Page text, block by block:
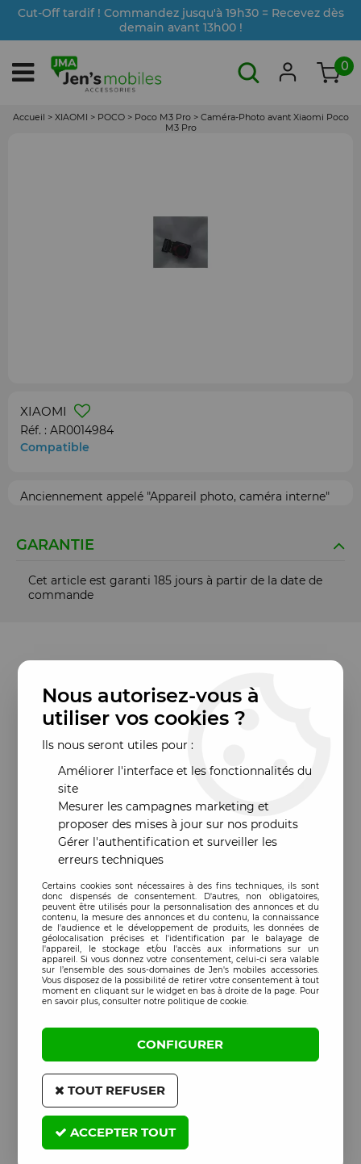
Cut-Off tardif ! Commandez jusqu'à 19h30 = Recevez dès
demain avant 13h00 !
0
Accueil > XIAOMI > POCO > Poco M3 Pro > Caméra-Photo avant Xiaomi Poco
M3 Pro
XIAOMI
Réf. : AR0014984
Compatible
Anciennement appelé "Appareil photo, caméra interne"
GARANTIE
Cet article est garanti 185 jours à partir de la date de
commande
Nous autorisez-vous à
utiliser vos cookies ?
Ils nous seront utiles pour :
Améliorer l'interface et les fonctionnalités du
site
Mesurer les campagnes marketing et
proposer des mises à jour sur nos produits
Gérer l'authentification et surveiller les
erreurs techniques
Certains cookies sont nécessaires à des fins techniques, ils sont
donc dispensés de consentement. D'autres, non obligatoires,
peuvent être utilisés pour la personnalisation des annonces et du
contenu, la mesure des annonces et du contenu, la connaissance
de l'audience et le développement de produits, les données de
géolocalisation précises et l'identification par le balayage de
l'appareil, le stockage et/ou l'accès aux informations sur un
appareil. Si vous donnez votre consentement, celui-ci sera valable
sur l’ensemble des sous-domaines de Jen's mobiles accessories.
Vous disposez de la possibilité de retirer votre consentement à tout
moment en cliquant sur le widget en bas à droite de la page. Pour
en savoir plus, consulter notre politique de cookie.
CONFIGURER
TOUT REFUSER
ACCEPTER TOUT